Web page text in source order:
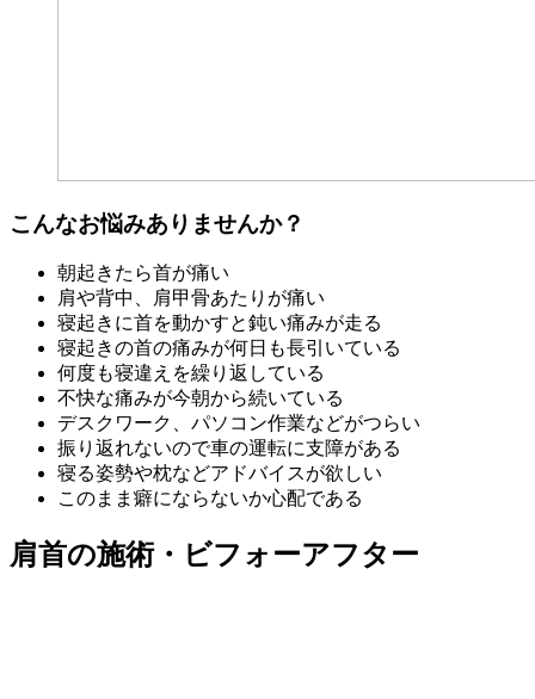
こんなお悩みありませんか？
朝起きたら首が痛い
肩や背中、肩甲骨あたりが痛い
寝起きに首を動かすと鈍い痛みが走る
寝起きの首の痛みが何日も長引いている
何度も寝違えを繰り返している
不快な痛みが今朝から続いている
デスクワーク、パソコン作業などがつらい
振り返れないので車の運転に支障がある
寝る姿勢や枕などアドバイスが欲しい
このまま癖にならないか心配である
肩首の施術・ビフォーアフター